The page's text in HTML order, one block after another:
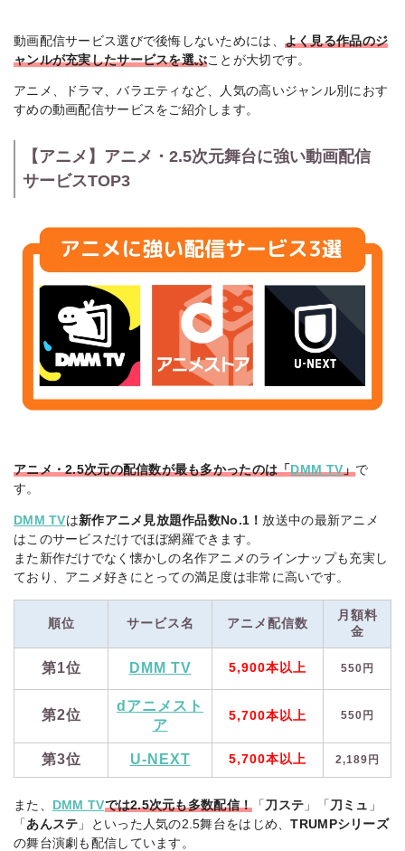
動画配信サービス選びで後悔しないためには、 よく見る作品のジ
ャンルが充実したサービスを選ぶことが大切です。
アニメ、ドラマ、バラエティなど、人気の高いジャンル別におす
すめの動画配信サービスをご紹介します。
【アニメ】アニメ・2.5次元舞台に強い動画配信
サービスTOP3
アニメ・2.5次元の配信数が最も多かったのは「DMM TV」で
す。
DMM TVは新作アニメ見放題作品数No.1！放送中の最新アニメ
はこのサービスだけでほぼ網羅できます。
また新作だけでなく懐かしの名作アニメのラインナップも充実し
ており、アニメ好きにとっての満足度は非常に高いです。
順位 サービス名 アニメ配信数
月額料
金
第1位 DMM TV 5,900本以上 550円
第2位
dアニメスト
ア
5,700本以上 550円
第3位 U-NEXT 5,700本以上 2,189円
また、 DMM TVでは2.5次元も多数配信！ 「 刀ステ 」「 刀ミュ 」
「 あんステ 」といった人気の2.5舞台をはじめ、TRUMPシリーズ
の舞台演劇も配信しています。